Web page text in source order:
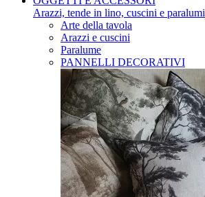
Arazzi, tende in lino, cuscini e paralumi
Arte della tavola
Arazzi e cuscini
Paralume
PANNELLI DECORATIVI